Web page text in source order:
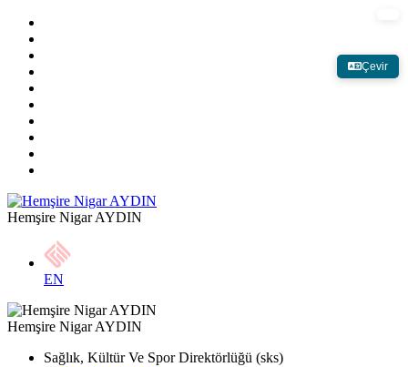
Çevir
Hemşire Nigar AYDIN
EN
Hemşire Nigar AYDIN
Sağlık, Kültür Ve Spor Direktörlüğü (sks)